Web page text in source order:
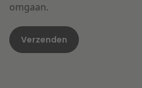
omgaan.